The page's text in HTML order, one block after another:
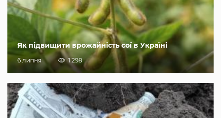
Як підвищити врожайність сої в Україні
6 липня 1 298